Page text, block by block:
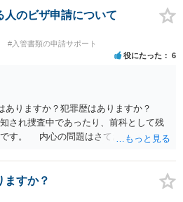
人のビザ申請について
#入管書類の申請サポート
役にたった 6
ありますか？犯罪歴はありますか？
され捜査中であったり、前科として残
です。 内心の問題はさておき、ご質問
ますか？